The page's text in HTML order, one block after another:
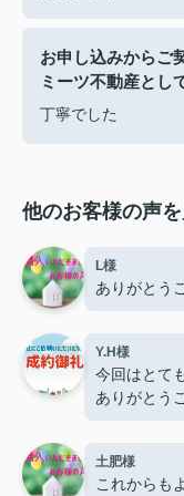
お申し込みからご
ミーツ不動産とし
丁寧でした
他のお客様の声
L様
ありがとう
Y.H様
今回はとて
ありがとう
土肥様
これからも